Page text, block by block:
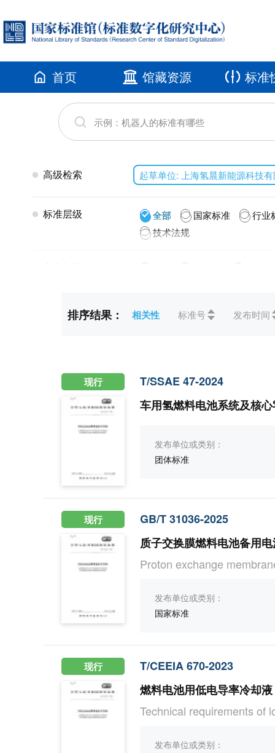
首页 馆藏资源 标准
高级检索 起草单位: 上海氢晨新能源科技
标准层级 全部 国家标准
行业
技术法规
发布年代
CCS 全部 K电工(3)
排序结果： 相关性 标准号 发布时间
现行
T/SSAE 47-2024
车用氢燃料电池系统及核
发布单位或类别：
团体标准
现行
GB/T 31036-2025
质子交换膜燃料电池备用
Proton exchange
发布单位或类别：
国家标准
现行
T/CEEIA 670-2023
燃料电池用低电导率冷却
Technical requirements of
发布单位或类别：